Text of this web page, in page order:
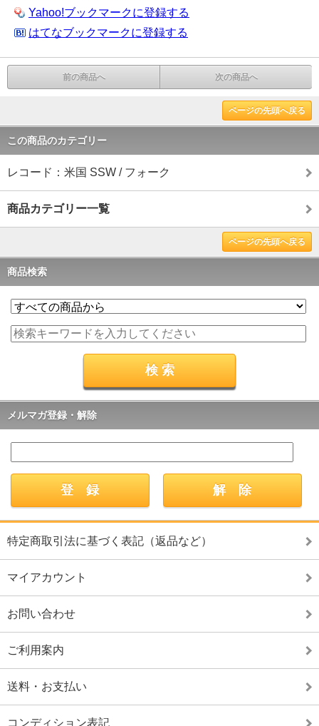
Yahoo!ブックマークに登録する
はてなブックマークに登録する
前の商品へ 次の商品へ
ページの先頭へ戻る
この商品のカテゴリー
レコード：米国 SSW / フォーク
商品カテゴリー一覧
ページの先頭へ戻る
商品検索
メルマガ登録・解除
特定商取引法に基づく表記（返品など）
マイアカウント
お問い合わせ
ご利用案内
送料・お支払い
コンディション表記